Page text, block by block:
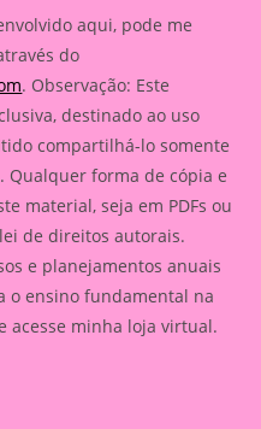
aqui, pode me
do
. Observação: Este
destinado ao uso
compartilhá-lo somente
Qualquer forma de cópia e
material, seja em PDFs ou
de direitos autorais.
e planejamentos anuais
o ensino fundamental na
acesse minha loja virtual.